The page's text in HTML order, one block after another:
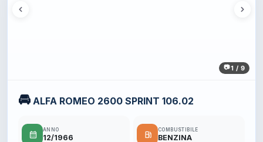
1 / 9
🚘 ALFA ROMEO 2600 SPRINT 106.02
calendar_month
ANNO
12/1966 local_gas_station
COMBUSTIBILE
BENZINA